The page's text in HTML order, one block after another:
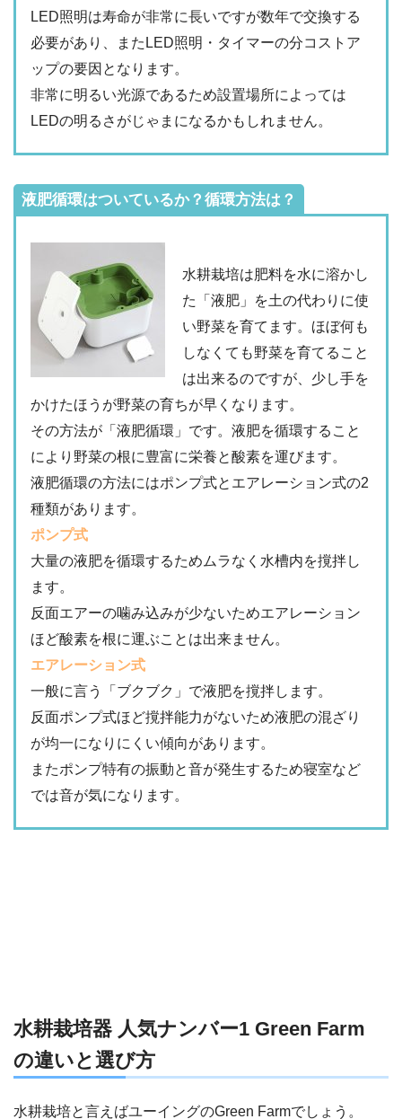
LED照明は寿命が非常に長いですが数年で交換する
必要があり、またLED照明・タイマーの分コストア
ップの要因となります。
非常に明るい光源であるため設置場所によっては
LEDの明るさがじゃまになるかもしれません。
液肥循環はついているか？循環方法は？
水耕栽培は肥料を水に溶かし
た「液肥」を土の代わりに使
い野菜を育てます。ほぼ何も
しなくても野菜を育てること
は出来るのですが、少し手を
かけたほうが野菜の育ちが早くなります。
その方法が「液肥循環」です。液肥を循環すること
により野菜の根に豊富に栄養と酸素を運びます。
液肥循環の方法にはポンプ式とエアレーション式の2
種類があります。
ポンプ式
大量の液肥を循環するためムラなく水槽内を撹拌し
ます。
反面エアーの噛み込みが少ないためエアレーション
ほど酸素を根に運ぶことは出来ません。
エアレーション式
一般に言う「ブクブク」で液肥を撹拌します。
反面ポンプ式ほど撹拌能力がないため液肥の混ざり
が均一になりにくい傾向があります。
またポンプ特有の振動と音が発生するため寝室など
では音が気になります。
水耕栽培器 人気ナンバー1 Green Farm
の違いと選び方
水耕栽培と言えばユーイングのGreen Farmでしょう。